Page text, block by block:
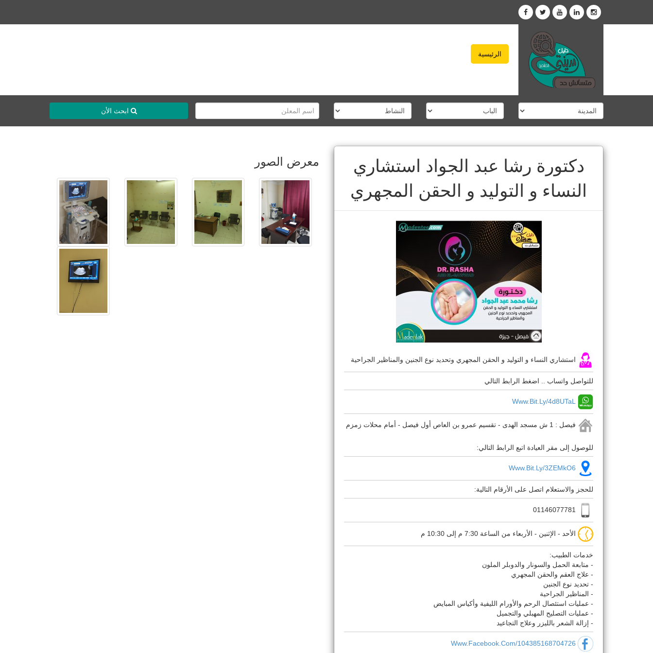
الرئيسية
ابحث الأن
دكتورة رشا عبد الجواد استشاري
النساء و التوليد و الحقن المجهري
استشاري النساء و التوليد و الحقن المجهري وتحديد نوع الجنين والمناظير الجراحية
للتواصل واتساب .. اضغط الرابط التالي
Www.bit.ly/4d8UTaL
فيصل : 1 ش مسجد الهدى - تقسيم عمرو بن العاص أول فيصل - أمام محلات زمزم
للوصول إلى مقر العيادة اتبع الرابط التالي:
Www.bit.ly/3ZEMkO6
للحجز والاستعلام اتصل على الأرقام التالية:
الأحد - الإثنين - الأربعاء من الساعة 7:30 م إلى 10:30 م
خدمات الطبيب:
- متابعة الحمل والسونار والدوبلر الملون
- علاج العقم والحقن المجهري
- تحديد نوع الجنين
- المناظير الجراحية
- عمليات استئصال الرحم والأورام الليفية وأكياس المبايض
- عمليات التصليح المهبلي والتجميل
- إزالة الشعر بالليزر وعلاج التجاعيد
Www.facebook.com/104385168704726
معرض الصور